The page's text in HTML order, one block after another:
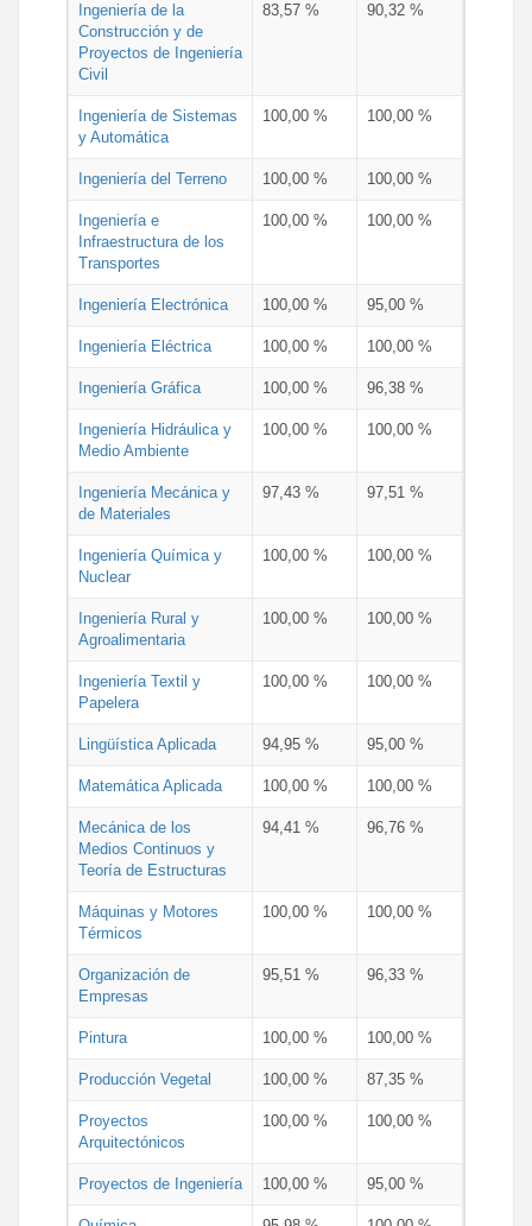
Ingeniería de la
Construcción y de
Proyectos de Ingeniería
Civil
83,57 % 90,32 %
Ingeniería de Sistemas
y Automática
100,00 % 100,00 %
Ingeniería del Terreno 100,00 % 100,00 %
Ingeniería e
Infraestructura de los
Transportes
100,00 % 100,00 %
Ingeniería Electrónica 100,00 % 95,00 %
Ingeniería Eléctrica 100,00 % 100,00 %
Ingeniería Gráfica 100,00 % 96,38 %
Ingeniería Hidráulica y
Medio Ambiente
100,00 % 100,00 %
Ingeniería Mecánica y
de Materiales
97,43 % 97,51 %
Ingeniería Química y
Nuclear
100,00 % 100,00 %
Ingeniería Rural y
Agroalimentaria
100,00 % 100,00 %
Ingeniería Textil y
Papelera
100,00 % 100,00 %
Lingüística Aplicada 94,95 % 95,00 %
Matemática Aplicada 100,00 % 100,00 %
Mecánica de los
Medios Continuos y
Teoría de Estructuras
94,41 % 96,76 %
Máquinas y Motores
Térmicos
100,00 % 100,00 %
Organización de
Empresas
95,51 % 96,33 %
Pintura 100,00 % 100,00 %
Producción Vegetal 100,00 % 87,35 %
Proyectos
Arquitectónicos
100,00 % 100,00 %
Proyectos de Ingeniería 100,00 % 95,00 %